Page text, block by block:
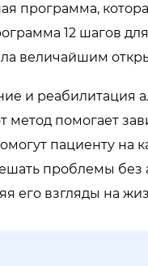
программа,
12 шагов
величайшим
и реабилитация
метод помогает
пациенту на
проблемы без
его взгляды на